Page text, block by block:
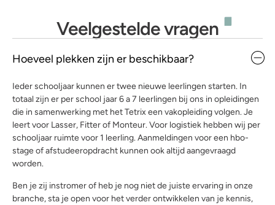
Veelgestelde vragen
Hoeveel plekken zijn er beschikbaar?
Ieder schooljaar kunnen er twee nieuwe leerlingen starten. In
totaal zijn er per school jaar 6 a 7 leerlingen bij ons in opleidingen
die in samenwerking met het Tetrix een vakopleiding volgen. Je
leert voor Lasser, Fitter of Monteur. Voor logistiek hebben wij per
schooljaar ruimte voor 1 leerling. Aanmeldingen voor een hbo-
stage of afstudeeropdracht kunnen ook altijd aangevraagd
worden.
Ben je zij instromer of heb je nog niet de juiste ervaring in onze
branche, sta je open voor het verder ontwikkelen van je kennis,